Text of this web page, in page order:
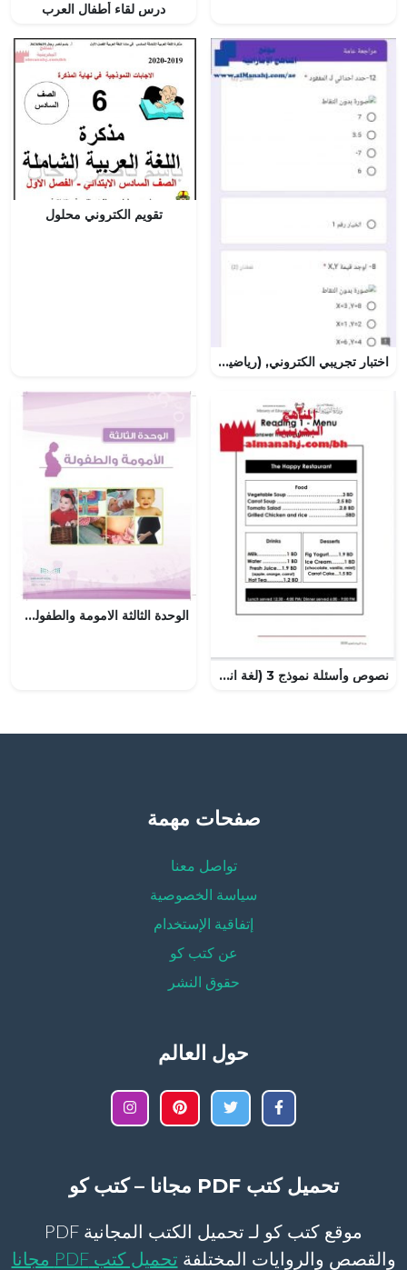
درس لقاء أطفال العرب
اختبار تجريبي الكتروني, (رياضيات) التاسع المتقدم
تقويم الكتروني محلول
نصوص وأسئلة نموذج 3 (لغة انجليزية) الثاني
الوحدة الثالثة الامومة والطفولة – المنهاج السعودي
صفحات مهمة
تواصل معنا
سياسة الخصوصية
إتفاقية الإستخدام
عن كتب كو
حقوق النشر
حول العالم
تحميل كتب PDF مجانا – كتب كو
موقع كتب كو لـ تحميل الكتب المجانية PDF
والقصص والروايات المختلفة
تحميل كتب PDF مجانا